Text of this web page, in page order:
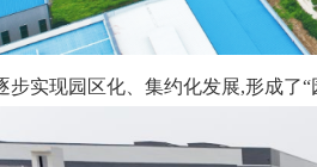
实现园区化、集约化发展,形成了